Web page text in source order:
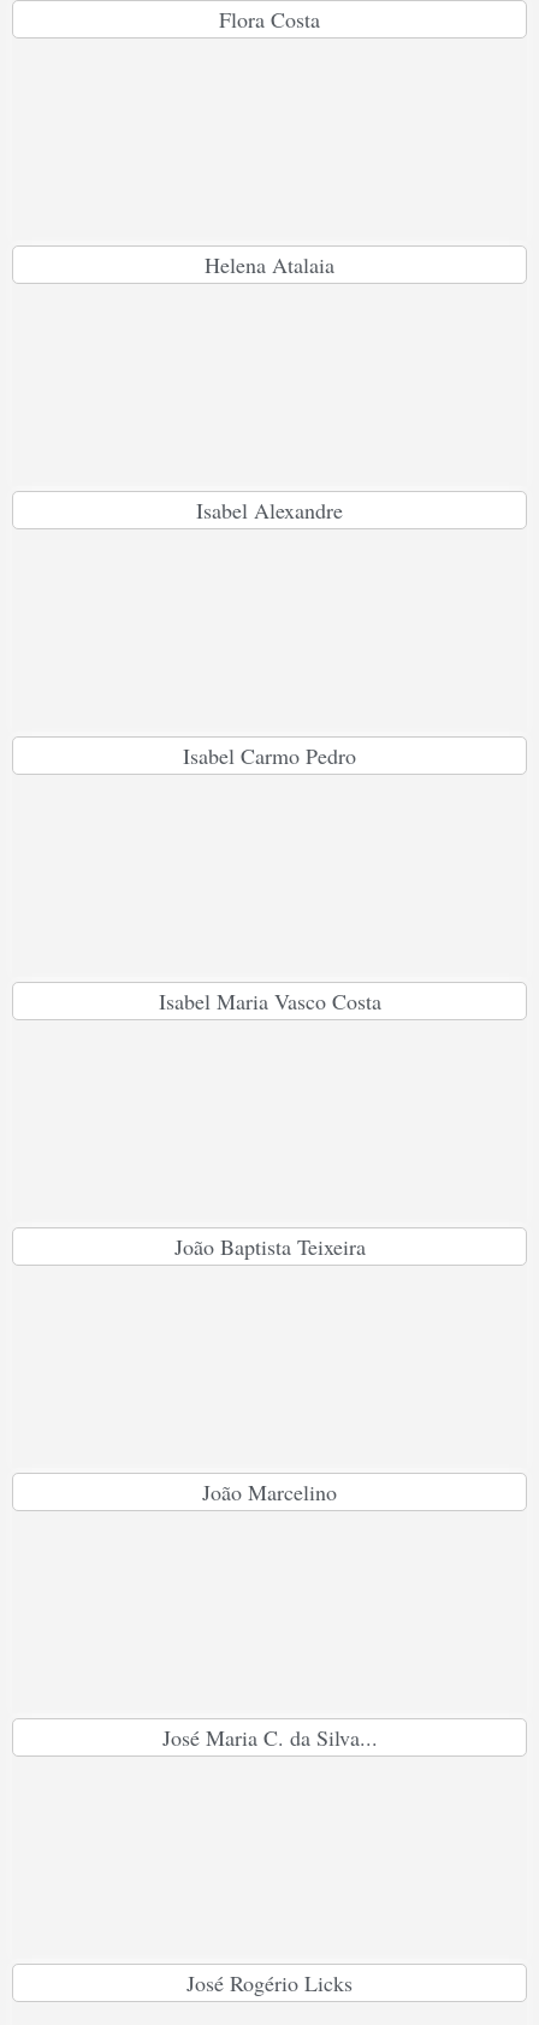
Flora Costa
Helena Atalaia
Isabel Alexandre
Isabel Carmo Pedro
Isabel Maria Vasco Costa
João Baptista Teixeira
João Marcelino
José Maria C. da Silva...
José Rogério Licks